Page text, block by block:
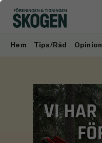
Hem Tips/Råd Opinion